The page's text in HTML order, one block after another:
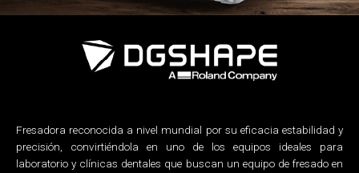
Fresadora reconocida a nivel mundial por su eficacia estabilidad y
precisión, convirtiéndola en uno de los equipos ideales para
laboratorio y clínicas dentales que buscan un equipo de fresado en